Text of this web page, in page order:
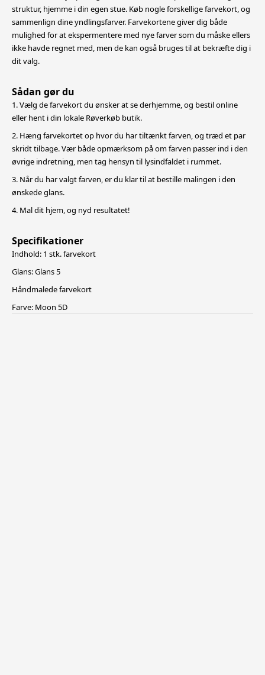
struktur, hjemme i din egen stue. Køb nogle forskellige farvekort, og
sammenlign dine yndlingsfarver. Farvekortene giver dig både
mulighed for atekspermentere med nye farver som du måske ellers
ikke havde regnet med, men de kan også bruges til at bekræfte dig i
dit valg.
Sådan gør du
1. Vælg de farvekort du ønsker at se derhjemme, og bestil online
eller hent i din lokale Røverkøb butik.
2. Hæng farvekortet op hvor du har tiltænkt farven, og træd et par
skridt tilbage. Vær både opmærksom på om farven passer ind i den
øvrige indretning, men tag hensyn til lysindfaldet i rummet.
3. Når du har valgt farven, er du klar til at bestille malingen i den
ønskede glans.
4. Mal dit hjem, og nyd resultatet!
Specifikationer
Indhold: 1 stk. farvekort
Glans: Glans 5
Håndmalede farvekort
Farve: Moon 5D